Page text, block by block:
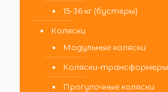
15-36 кг (бустеры)
Коляски
Модульные коляски
Коляски-трансформеры
Прогулочные коляски